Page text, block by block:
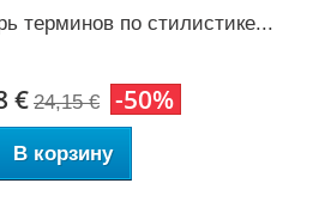
терминов по стилистике...
€ 24,15 € -50%
В корзину